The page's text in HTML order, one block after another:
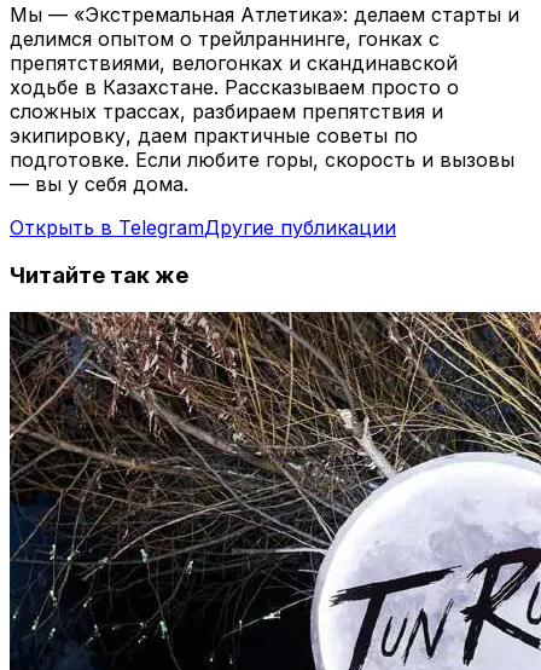
Мы — «Экстремальная Атлетика»: делаем старты и
делимся опытом о трейлраннинге, гонках с
препятствиями, велогонках и скандинавской
ходьбе в Казахстане. Рассказываем просто о
сложных трассах, разбираем препятствия и
экипировку, даем практичные советы по
подготовке. Если любите горы, скорость и вызовы
— вы у себя дома.
Открыть в TelegramДругие публикации
Читайте так же